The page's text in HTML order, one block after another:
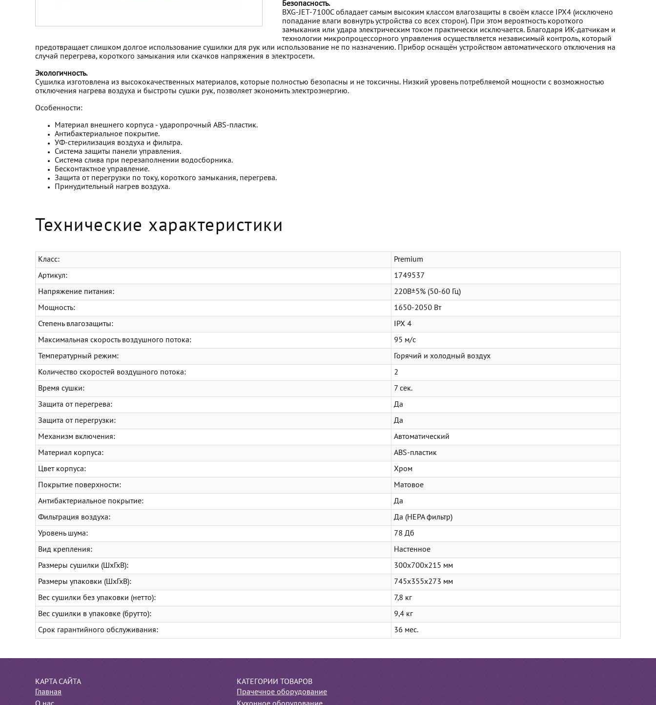
Безопасность.
BXG-JET-7100C обладает самым высоким классом влагозащиты в своём классе IPX4 (исключено
попадание влаги вовнутрь устройства со всех сторон). При этом вероятность короткого
замыкания или удара электрическим током практически исключается. Благодаря ИК-датчикам и
технологии микропроцессорного управления осуществляется независимый контроль, который
предотвращает слишком долгое использование сушилки для рук или использование не по назначению. Прибор оснащён устройством автоматического отключения на
случай перегрева, короткого замыкания или скачков напряжения в электросети.
Экологичность.
Сушилка изготовлена из высококачественных материалов, которые полностью безопасны и не токсичны. Низкий уровень потребляемой мощности с возможностью
отключения нагрева воздуха и быстроты сушки рук, позволяет экономить электроэнергию.
Особенности:
Материал внешнего корпуса - ударопрочный ABS-пластик.
Антибактериальное покрытие.
УФ-стерилизация воздуха и фильтра.
Система защиты панели управления.
Система слива при перезаполнении водосборника.
Бесконтактное управление.
Защита от перегрузки по току, короткого замыкания, перегрева.
Принудительный нагрев воздуха.
Технические характеристики
Класс: Premium
Артикул: 1749537
Напряжение питания: 220В±5% (50-60 Гц)
Мощность: 1650-2050 Вт
Степень влагозащиты: IPX 4
Максимальная скорость воздушного потока: 95 м/с
Температурный режим: Горячий и холодный воздух
Количество скоростей воздушного потока: 2
Время сушки: 7 сек.
Защита от перегрева: Да
Защита от перегрузки: Да
Механизм включения: Автоматический
Материал корпуса: ABS-пластик
Цвет корпуса: Хром
Покрытие поверхности: Матовое
Антибактериальное покрытие: Да
Фильтрация воздуха: Да (HEPA фильтр)
Уровень шума: 78 Дб
Вид крепления: Настенное
Размеры сушилки (ШхГхВ): 300x700x215 мм
Размеры упаковки (ШхГхВ): 745х355х273 мм
Вес сушилки без упаковки (нетто): 7,8 кг
Вес сушилки в упаковке (брутто): 9,4 кг
Срок гарантийного обслуживания: 36 мес.
КАРТА САЙТА
Главная
КАТЕГОРИИ ТОВАРОВ
Прачечное оборудование